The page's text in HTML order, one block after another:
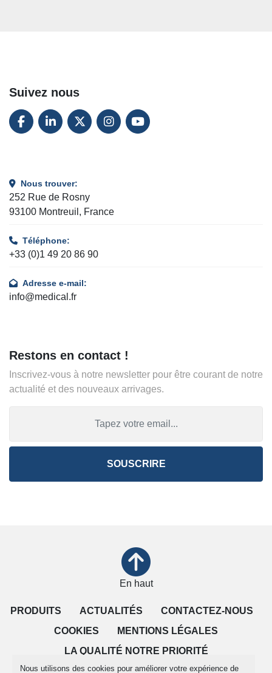
Nous utilisons des cookies pour améliorer votre expérience de
Suivez nous
FACEBOOK
LINKEDINTWITTERINSTAGRAM
YOUTUBE
Nous trouver:
252 Rue de Rosny
93100 Montreuil, France
Téléphone:
+33 (0)1 49 20 86 90
Adresse e-mail:
info@medical.fr
Restons en contact !
Inscrivez-vous à notre newsletter pour être courant de notre
actualité et des nouveaux arrivages.
SOUSCRIRE
PRODUITS ACTUALITÉS
CONTACTEZ-NOUS
COOKIES
MENTIONS LÉGALES
LA QUALITÉ NOTRE PRIORITÉ
CONDITIONS DE VENTE
En haut